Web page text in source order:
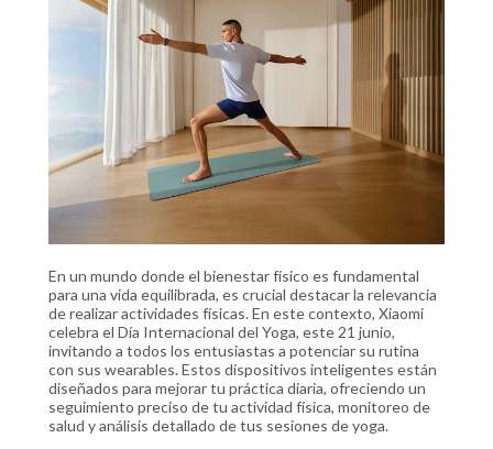
En un mundo donde el bienestar físico es fundamental
para una vida equilibrada, es crucial destacar la relevancia
de realizar actividades físicas. En este contexto, Xiaomi
celebra el Día Internacional del Yoga, este 21 junio,
invitando a todos los entusiastas a potenciar su rutina
con sus wearables. Estos dispositivos inteligentes están
diseñados para mejorar tu práctica diaria, ofreciendo un
seguimiento preciso de tu actividad física, monitoreo de
salud y análisis detallado de tus sesiones de yoga.